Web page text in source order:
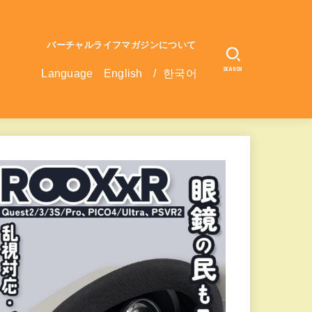
バーチャルライフマガジンについて
Language English / 한국어 SEARCH